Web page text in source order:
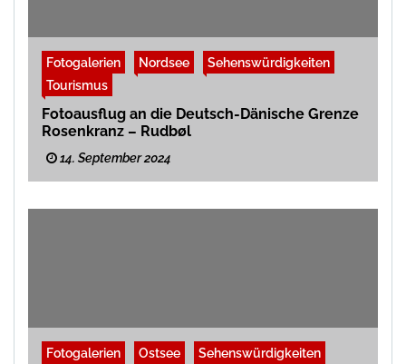
Fotogalerien Nordsee
Sehenswürdigkeiten
Tourismus
Fotoausflug an die Deutsch-Dänische Grenze
Rosenkranz – Rudbøl
14. September 2024
Fotogalerien Ostsee
Sehenswürdigkeiten